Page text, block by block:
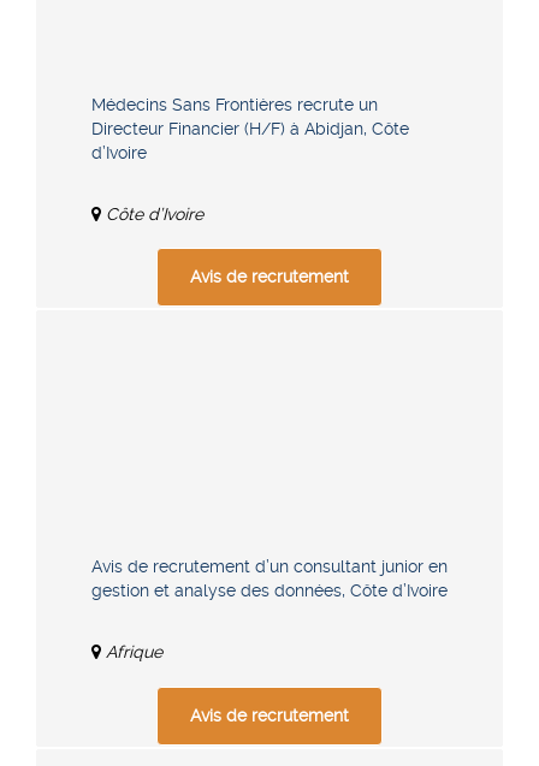
Médecins Sans Frontières recrute un
Directeur Financier (H/F) à Abidjan, Côte
d’Ivoire
Côte d’Ivoire
Avis de recrutement
Avis de recrutement d’un consultant junior en
gestion et analyse des données, Côte d’Ivoire
Afrique
Avis de recrutement